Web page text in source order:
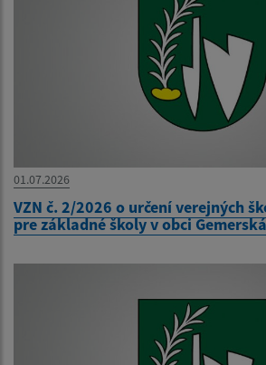
01.07.2026
VZN č. 2/2026 o určení verejných
pre základné školy v obci